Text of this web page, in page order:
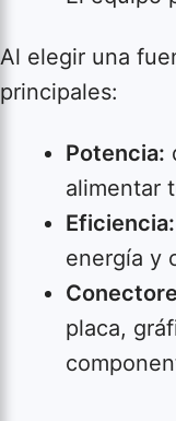
Al elegir una
principales:
Potencia:
alimentar
Eficiencia:
energía y
placa,